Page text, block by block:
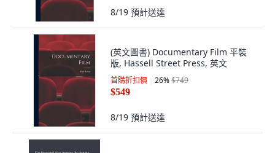
8/19 預計送達
(英文圖書) Documentary Film 平裝
版, Hassell Street Press, 英文
首購折扣價 26%$749
$549
8/19 預計送達